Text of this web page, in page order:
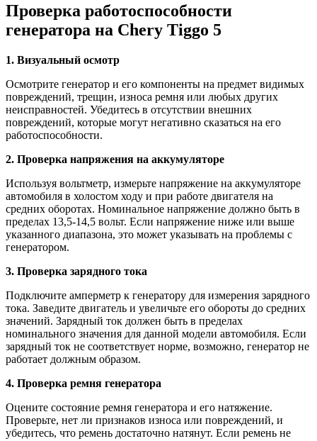
Проверка работоспособности
генератора на Chery Tiggo 5
1. Визуальный осмотр
Осмотрите генератор и его компоненты на предмет видимых
повреждений, трещин, износа ремня или любых других
неисправностей. Убедитесь в отсутствии внешних
повреждений, которые могут негативно сказаться на его
работоспособности.
2. Проверка напряжения на аккумуляторе
Используя вольтметр, измерьте напряжение на аккумуляторе
автомобиля в холостом ходу и при работе двигателя на
средних оборотах. Номинальное напряжение должно быть в
пределах 13,5-14,5 вольт. Если напряжение ниже или выше
указанного диапазона, это может указывать на проблемы с
генератором.
3. Проверка зарядного тока
Подключите амперметр к генератору для измерения зарядного
тока. Заведите двигатель и увеличьте его обороты до средних
значений. Зарядный ток должен быть в пределах
номинального значения для данной модели автомобиля. Если
зарядный ток не соответствует норме, возможно, генератор не
работает должным образом.
4. Проверка ремня генератора
Оцените состояние ремня генератора и его натяжение.
Проверьте, нет ли признаков износа или повреждений, и
убедитесь, что ремень достаточно натянут. Если ремень не